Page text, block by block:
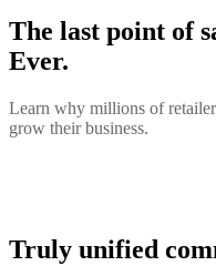
The last point of
Ever.
Learn why millions of
grow their business.
Truly unified